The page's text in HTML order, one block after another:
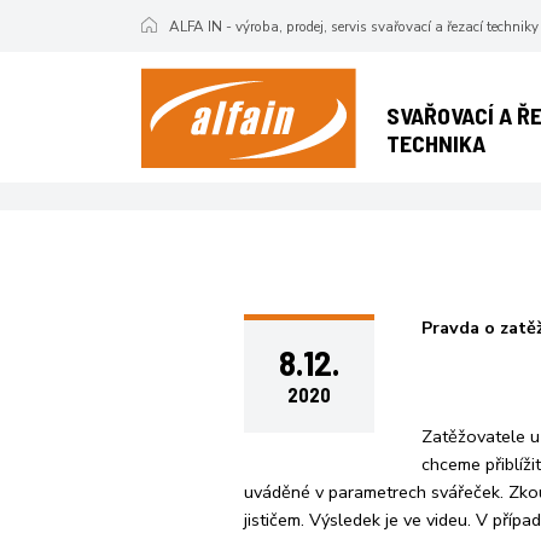
ALFA IN - výroba, prodej, servis svařovací a řezací techniky
SVAŘOVACÍ A
TECHNIKA
Pravda o
8.12.
2020
Pravda o
Zatěžovatele
chceme
uváděné v parametrech svářeček.
jističem. Výsledek je ve videu. V